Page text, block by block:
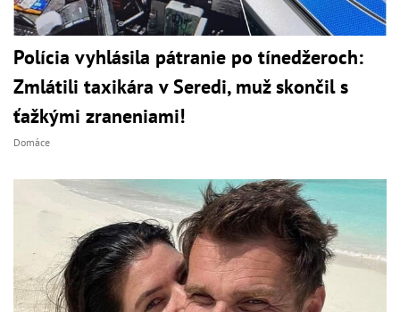
Polícia vyhlásila pátranie po tínedžeroch:
Zmlátili taxikára v Seredi, muž skončil s
ťažkými zraneniami!
Domáce